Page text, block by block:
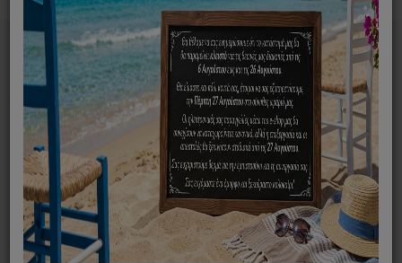
Home
Παρασκευή Καφέ Και Ροφημάτων
Λεμονοστίφτης
Κώνοι Λεμονοστιφτη
ΦΊΛΤΡΑ Ταξινόμηση ανά:
Εμφάνιση: